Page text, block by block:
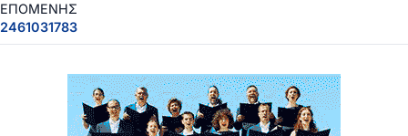
ΕΠΟΜΕΝΗΣ
2461031783